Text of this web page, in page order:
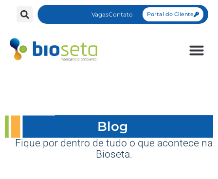
VagasContato Portal do Cliente
Blog
Fique por dentro de tudo o que acontece na
Bioseta.